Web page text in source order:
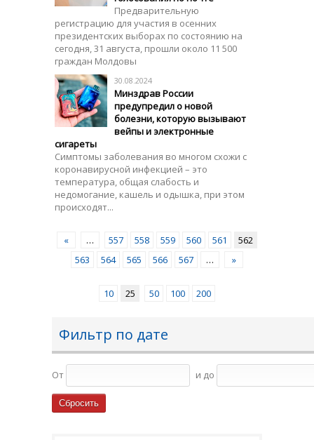
Предварительную
регистрацию для участия в осенних
президентских выборах по состоянию на
сегодня, 31 августа, прошли около 11 500
граждан Молдовы
30.08.2024
Минздрав России
предупредил о новой
болезни, которую вызывают
вейпы и электронные
сигареты
Симптомы заболевания во многом схожи с
коронавирусной инфекцией – это
температура, общая слабость и
недомогание, кашель и одышка, при этом
происходят...
« … 557 558 559 560 561
562
563
564 565 566 567 … »
10 25 50 100 200
Фильтр по дате
От и до